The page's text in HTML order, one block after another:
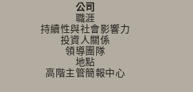
公司
職涯
持續性與社會影響力
投資人關係
領導團隊
地點
高階主管簡報中心